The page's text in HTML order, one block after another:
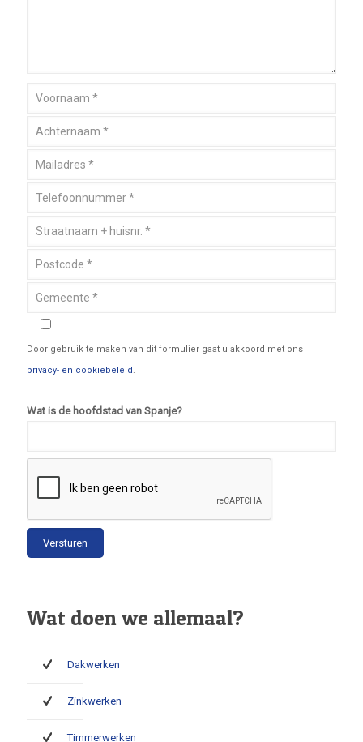
Door gebruik te maken van dit formulier gaat u akkoord met ons
privacy- en cookiebeleid.
Wat is de hoofdstad van Spanje?
Wat doen we allemaal?
Dakwerken
Zinkwerken
Timmerwerken